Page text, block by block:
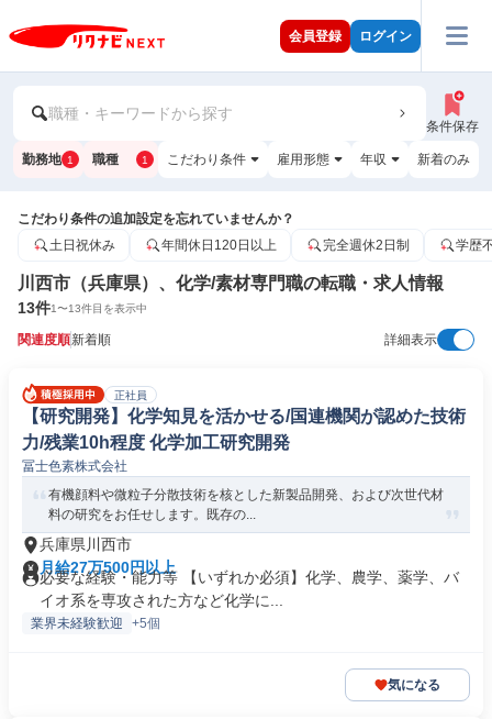
会員登録 ログイン
職種・キーワードから探す
条件保存
勤務地 1 職種 1 こだわり条件 雇用形態 年収 新着のみ
こだわり条件の追加設定を忘れていませんか？
土日祝休み
年間休日120日以上 完全週休2日制 学歴
川西市（兵庫県）、化学/素材専門職の転職・求人情報
13件1〜13件目を表示中
関連度順新着順 詳細表示
正社員
【研究開発】化学知見を活かせる/国連機関が認めた技術
力/残業10h程度 化学加工研究開発
冨士色素株式会社
有機顔料や微粒子分散技術を核とした新製品開発、および次世代材
料の研究をお任せします。既存の...
兵庫県川西市
月給27万500円以上
必要な経験・能力等 【いずれか必須】化学、農学、薬学、バ
イオ系を専攻された方など化学に...
業界未経験歓迎 +5個
気になる